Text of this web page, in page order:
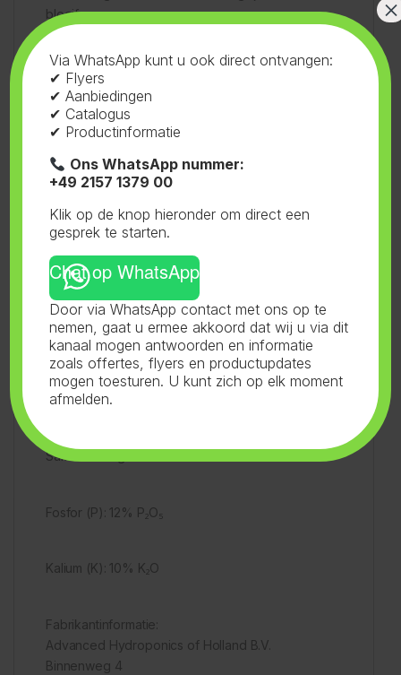
bloeifase.
Werkt pH-neutraal: Heeft geen invloed op de pH-
waarde van de voedingsoplossing.
alle soorten teeltomgevingen.
Stimuleert de bloei en vruchtvorming: Ondersteunt
de ontwikkeling van bloemen en vruchten.
Gemakkelijk oplosbaar en direct beschikbaar voor
de plant: Snel en efficiënt opneembaar.
Beschikbare verpakkingen: 250 ml, 500 ml, 1 liter, 5
liter
Samenstelling:
Fosfor (P): 12% P₂O₅
Kalium (K): 10% K₂O
Fabrikantinformatie:
Advanced Hydroponics of Holland B.V.
Binnenweg 4
Via WhatsApp kunt u ook direct ontvangen:
✔ Flyers
✔ Aanbiedingen
✔ Catalogus
✔ Productinformatie
Ons WhatsApp nummer:
+49 2157 1379 00
Klik op de knop hieronder om direct een
gesprek te starten.
Chat op WhatsApp
Door via WhatsApp contact met ons op te
nemen, gaat u ermee akkoord dat wij u via dit
kanaal mogen antwoorden en informatie
zoals offertes, flyers en productupdates
mogen toesturen. U kunt zich op elk moment
afmelden.
×